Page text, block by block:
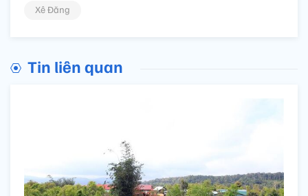
Xê Đăng
Tin liên quan